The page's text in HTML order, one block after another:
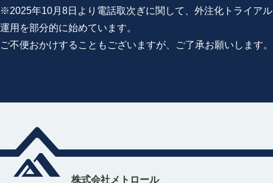
※2025年10月8日より電話取次ぎに関して、外注化トライアル
運用を部分的に始めています。
ご不便おかけすることもございますが、ご了承お願いします。
株式会社メトロール